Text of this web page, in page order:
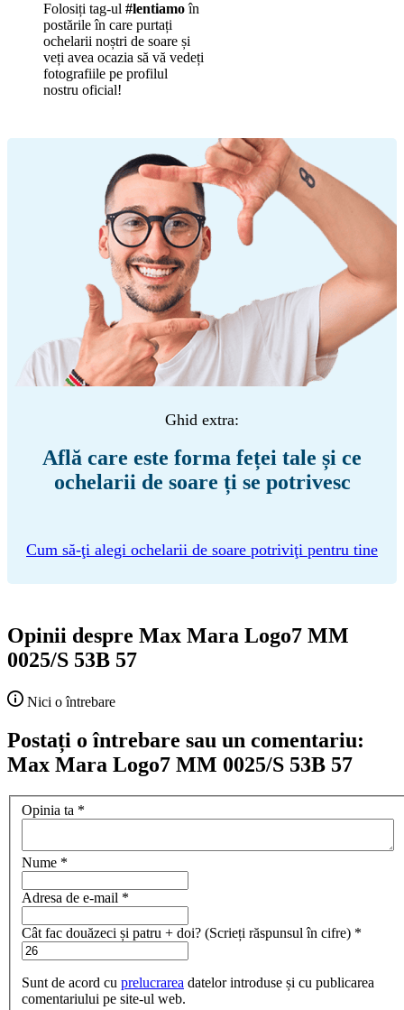
Folosiți tag-ul #lentiamoîn
postările în care purtați
ochelarii noștri de soare și
veți avea ocazia să vă vedeți
fotografiile pe profilul
nostru oficial!
Ghid extra:
Află care este forma feței tale și ce
ochelarii de soare ți se potrivesc
Cum să-ţi alegi ochelarii de soare potriviţi pentru tine
Opinii despre Max Mara Logo7 MM
0025/S 53B 57
Nici o întrebare
Postați o întrebare sau un comentariu:
Max Mara Logo7 MM 0025/S 53B 57
Opinia ta *
Nume *
Adresa de e-mail *
Cât fac douăzeci și patru + doi? (Scrieți răspunsul în cifre) *
Sunt de acord cu prelucrarea datelor introduse și cu publicarea
comentariului pe site-ul web.